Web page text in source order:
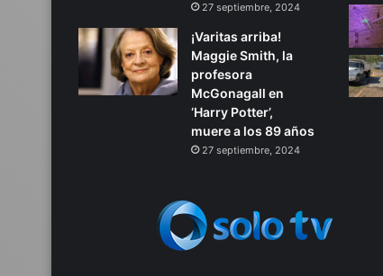
27 septiembre, 2024
¡Varitas arriba!
Maggie Smith, la
profesora
McGonagall en
‘Harry Potter’,
muere a los 89 años
27 septiembre, 2024